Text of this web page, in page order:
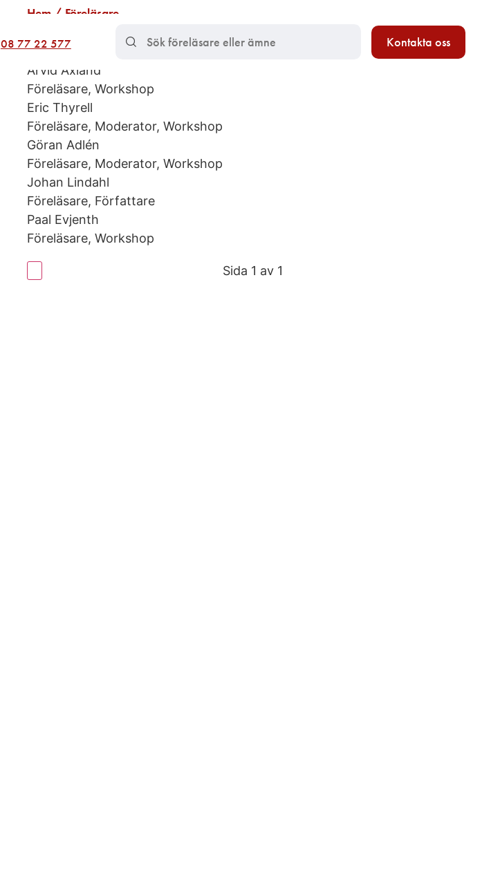
08 77 22 577 Kontakta oss
Hem / Föreläsare
Föreläsare​
Hitta det du letar efter​
Arvid Axland
Föreläsare, Workshop
Eric Thyrell
Föreläsare, Moderator, Workshop
Göran Adlén
Föreläsare, Moderator, Workshop
Johan Lindahl
Föreläsare, Författare
Paal Evjenth
Föreläsare, Workshop
Sida 1 av 1